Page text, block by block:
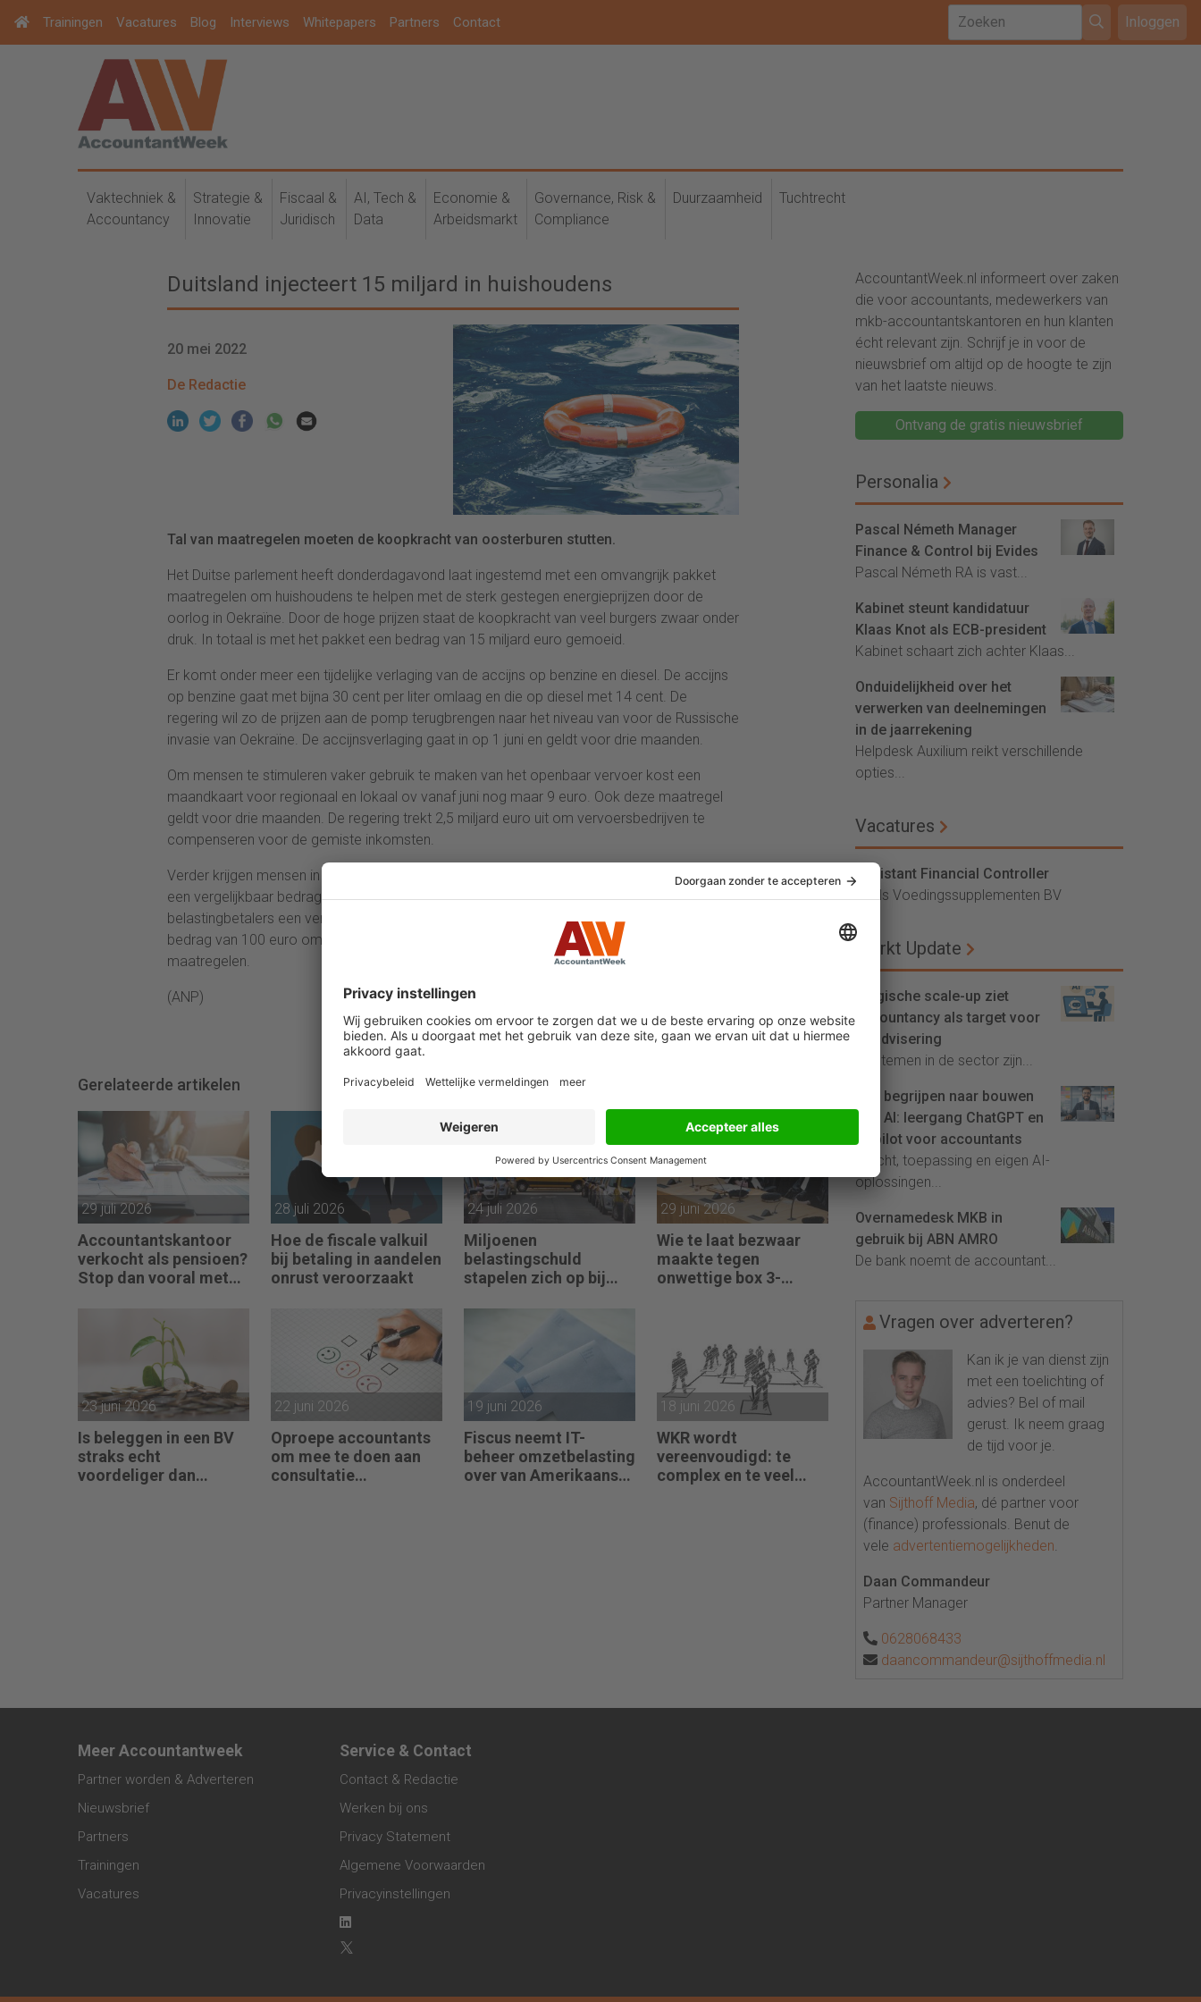
Trainingen Vacatures Blog Interviews Whitepapers Partners Contact Inloggen
Vaktechniek &
Accountancy
Strategie &
Innovatie
Fiscaal &
Juridisch
AI, Tech &
Data
Economie &
Arbeidsmarkt
Governance, Risk &
Compliance
Duurzaamheid Tuchtrecht
Duitsland injecteert 15 miljard in huishoudens
20 mei 2022
De Redactie
Tal van maatregelen moeten de koopkracht van oosterburen stutten.
Het Duitse parlement heeft donderdagavond laat ingestemd met een omvangrijk pakket
maatregelen om huishoudens te helpen met de sterk gestegen energieprijzen door de
oorlog in Oekraïne. Door de hoge prijzen staat de koopkracht van veel burgers zwaar onder
druk. In totaal is met het pakket een bedrag van 15 miljard euro gemoeid.
Er komt onder meer een tijdelijke verlaging van de accijns op benzine en diesel. De accijns
op benzine gaat met bijna 30 cent per liter omlaag en die op diesel met 14 cent. De
regering wil zo de prijzen aan de pomp terugbrengen naar het niveau van voor de Russische
invasie van Oekraïne. De accijnsverlaging gaat in op 1 juni en geldt voor drie maanden.
Om mensen te stimuleren vaker gebruik te maken van het openbaar vervoer kost een
maandkaart voor regionaal en lokaal ov vanaf juni nog maar 9 euro. Ook deze maatregel
geldt voor drie maanden. De regering trekt 2,5 miljard euro uit om vervoersbedrijven te
compenseren voor de gemiste inkomsten.
Verder krijgen mensen in de bijstand opnieuw een eenmalig bedrag van 100 euro, bovenop
een vergelijkbaar bedrag dat eerder al was toegezegd. Daarnaast ontvangen
belastingbetalers een vergoeding van 300 euro en gaat de kinderbijslag met een eenmalig
bedrag van 100 euro omhoog. De Bondsraad, de Duitse senaat, stemt vrijdag over de
maatregelen.
(ANP)
Gerelateerde artikelen
29 juli 2026
Accountantskantoor
verkocht als pensioen?
Stop dan vooral met
28 juli 2026
Hoe de fiscale valkuil
bij betaling in aandelen
onrust veroorzaakt
24 juli 2026
Miljoenen
belastingschuld
stapelen zich op bij
29 juni 2026
Wie te laat bezwaar
maakte tegen
onwettige box 3-
23 juni 2026
Is beleggen in een BV
straks echt
voordeliger dan
22 juni 2026
Oproepe accountants
om mee te doen aan
consultatie
19 juni 2026
Fiscus neemt IT-
beheer omzetbelasting
over van Amerikaans
18 juni 2026
WKR wordt
vereenvoudigd: te
complex en te veel
AccountantWeek.nl informeert over zaken
die voor accountants, medewerkers van
mkb-accountantskantoren en hun klanten
écht relevant zijn. Schrijf je in voor de
nieuwsbrief om altijd op de hoogte te zijn
van het laatste nieuws.
Ontvang de gratis nieuwsbrief
Personalia
Pascal Németh Manager
Finance & Control bij Evides
Pascal Németh RA is vast...
Kabinet steunt kandidatuur
Klaas Knot als ECB-president
Kabinet schaart zich achter Klaas...
Onduidelijkheid over het
verwerken van deelnemingen
in de jaarrekening
Helpdesk Auxilium reikt verschillende
opties...
Vacatures
Assistant Financial Controller
Vitals Voedingssupplementen BV
Markt Update
Belgische scale-up ziet
accountancy als target voor
AI-advisering
'Systemen in de sector zijn...
Van begrijpen naar bouwen
met AI: leergang ChatGPT en
Copilot voor accountants
Inzicht, toepassing en eigen AI-
oplossingen...
Overnamedesk MKB in
gebruik bij ABN AMRO
De bank noemt de accountant...
Vragen over adverteren?
Kan ik je van dienst zijn
met een toelichting of
advies? Bel of mail
gerust. Ik neem graag
de tijd voor je.
AccountantWeek.nl is onderdeel
van Sijthoff Media, dé partner voor
(finance) professionals. Benut de
vele advertentiemogelijkheden.
Daan Commandeur
Partner Manager
0628068433
daancommandeur@sijthoffmedia.nl
Meer Accountantweek
Partner worden & Adverteren
Nieuwsbrief
Partners
Trainingen
Vacatures
Service & Contact
Contact & Redactie
Werken bij ons
Privacy Statement
Algemene Voorwaarden
Privacyinstellingen